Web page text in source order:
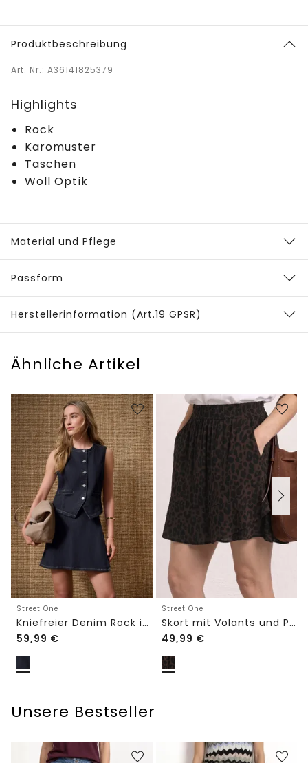
Produktbeschreibung
Art. Nr.: A36141825379
Highlights
Rock
Karomuster
Taschen
Woll Optik
Material und Pflege
Passform
Herstellerinformation (Art.19 GPSR)
Ähnliche Artikel
Street One
Kniefreier Denim Rock in Wickeloptik
59,99 €
Street One
Skort mit Volants und Print
49,99 €
Unsere Bestseller